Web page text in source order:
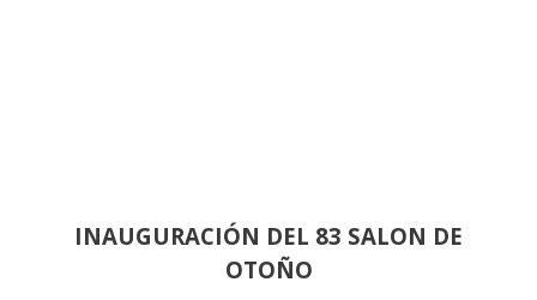
INAUGURACIÓN DEL 83 SALON DE
OTOÑO